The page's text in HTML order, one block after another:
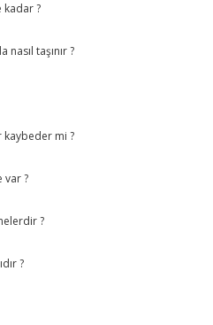
kadar ?
taşınır ?
kaybeder mi ?
var ?
?
?